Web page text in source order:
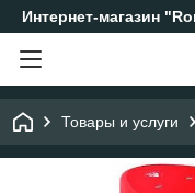
Интернет-магазин
Товары и услуги